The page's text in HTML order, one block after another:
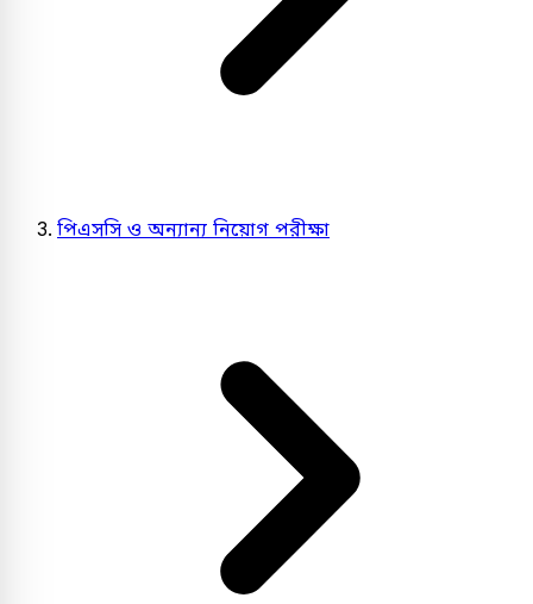
পিএসসি ও অন্যান্য নিয়োগ পরীক্ষা